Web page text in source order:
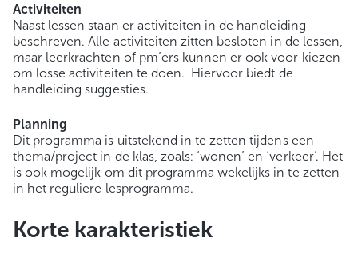
Activiteiten
Naast lessen staan er activiteiten in de handleiding
beschreven. Alle activiteiten zitten besloten in de lessen,
maar leerkrachten of pm’ers kunnen er ook voor kiezen
om losse activiteiten te doen. Hiervoor biedt de
handleiding suggesties.
Planning
Dit programma is uitstekend in te zetten tijdens een
thema/project in de klas, zoals: ‘wonen’ en ‘verkeer’. Het
is ook mogelijk om dit programma wekelijks in te zetten
in het reguliere lesprogramma.
Korte karakteristiek